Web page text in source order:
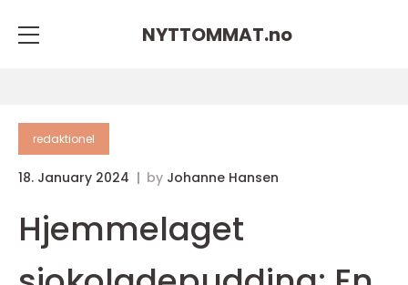
NYTTOMMAT.no
redaktionel
18. January 2024 by Johanne Hansen
Hjemmelaget